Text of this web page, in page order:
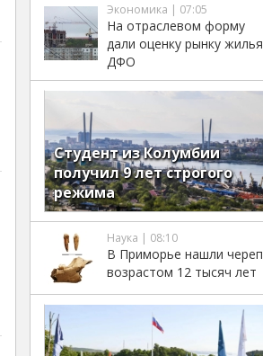
Экономика | 07:05
На отраслевом форму
дали оценку рынку жилья
ДФО
Студент из Колумбии
получил 9 лет строгого
режима
Наука | 08:10
В Приморье нашли череп
возрастом 12 тысяч лет